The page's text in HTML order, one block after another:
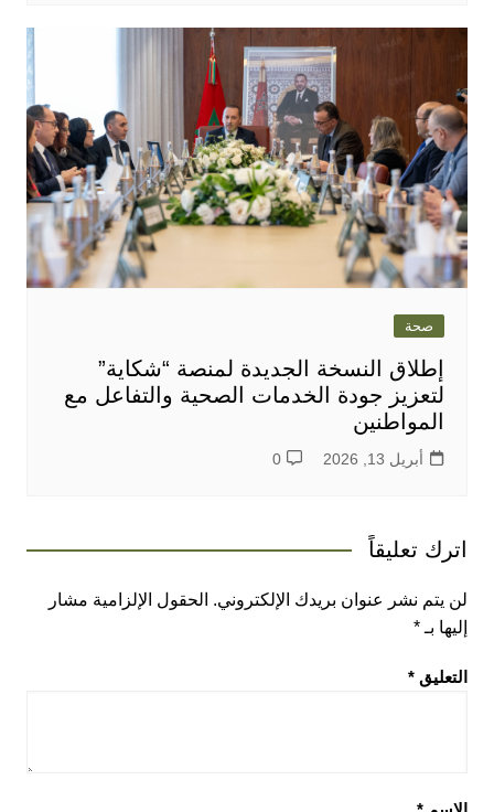
صحة
إطلاق النسخة الجديدة لمنصة “شكاية”
لتعزيز جودة الخدمات الصحية والتفاعل مع
المواطنين
أبريل 13, 2026 0
اترك تعليقاً
لن يتم نشر عنوان بريدك الإلكتروني. الحقول الإلزامية مشار
إليها بـ *
التعليق *